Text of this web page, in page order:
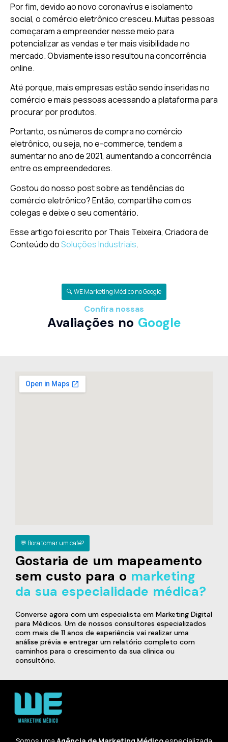
Por fim, devido ao novo coronavírus e isolamento
social, o comércio eletrônico cresceu. Muitas pessoas
começaram a empreender nesse meio para
potencializar as vendas e ter mais visibilidade no
mercado. Obviamente isso resultou na concorrência
online.
Até porque, mais empresas estão sendo inseridas no
comércio e mais pessoas acessando a plataforma para
procurar por produtos.
Portanto, os números de compra no comércio
eletrônico, ou seja, no e-commerce, tendem a
aumentar no ano de 2021, aumentando a concorrência
entre os empreendedores.
Gostou do nosso post sobre as tendências do
comércio eletrônico? Então, compartilhe com os
colegas e deixe o seu comentário.
Esse‌ ‌artigo‌ ‌foi‌ ‌escrito‌ ‌por‌ Thais Teixeira,‌ ‌Criadora‌ ‌de‌
‌Conteúdo‌ ‌do‌ ‌‌Soluções‌ ‌Industriais‌.
🔍 WE Marketing Médico no Google
Confira nossas
Avaliações no Google
💬 Bora tomar um café?
Gostaria de um mapeamento
sem custo para o marketing
da sua especialidade médica?
Converse agora com um especialista em Marketing Digital
para Médicos. Um de nossos consultores especializados
com mais de 11 anos de esperiência vai realizar uma
análise prévia e entregar um relatório completo com
caminhos para o crescimento da sua clínica ou
consultório.